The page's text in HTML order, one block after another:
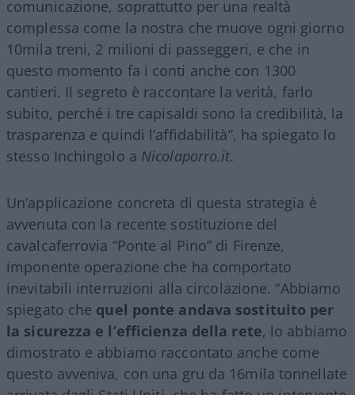
comunicazione, soprattutto per una realtà
complessa come la nostra che muove ogni giorno
10mila treni, 2 milioni di passeggeri, e che in
questo momento fa i conti anche con 1300
cantieri. Il segreto è raccontare la verità, farlo
subito, perché i tre capisaldi sono la credibilità, la
trasparenza e quindi l’affidabilità”, ha spiegato lo
stesso Inchingolo a Nicolaporro.it.
Un’applicazione concreta di questa strategia è
avvenuta con la recente sostituzione del
cavalcaferrovia “Ponte al Pino” di Firenze,
imponente operazione che ha comportato
inevitabili interruzioni alla circolazione. “Abbiamo
spiegato che quel ponte andava sostituito per
la sicurezza e l’efficienza della rete, lo abbiamo
dimostrato e abbiamo raccontato anche come
questo avveniva, con una gru da 16mila tonnellate